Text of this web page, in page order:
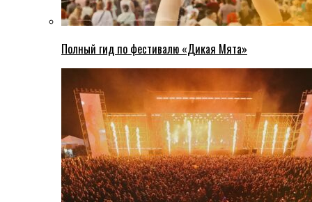
Полный гид по фестивалю «Дикая Мята»